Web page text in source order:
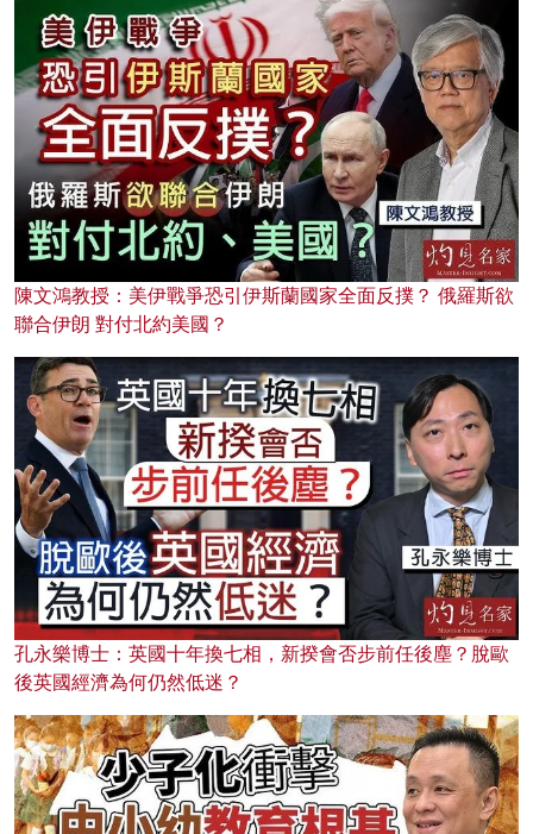
陳文鴻教授：美伊戰爭恐引伊斯蘭國家全面反撲？ 俄羅斯欲
聯合伊朗 對付北約美國？
孔永樂博士：英國十年換七相，新揆會否步前任後塵？脫歐
後英國經濟為何仍然低迷？